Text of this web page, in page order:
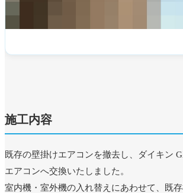
施工内容
既存の壁掛けエアコンを撤去し、ダイキン
エアコンへ交換いたしました。
室内機・室外機の入れ替えにあわせて、既存